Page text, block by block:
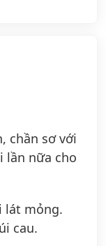
chần sơ với
lần nữa cho
lát mỏng.
cau.